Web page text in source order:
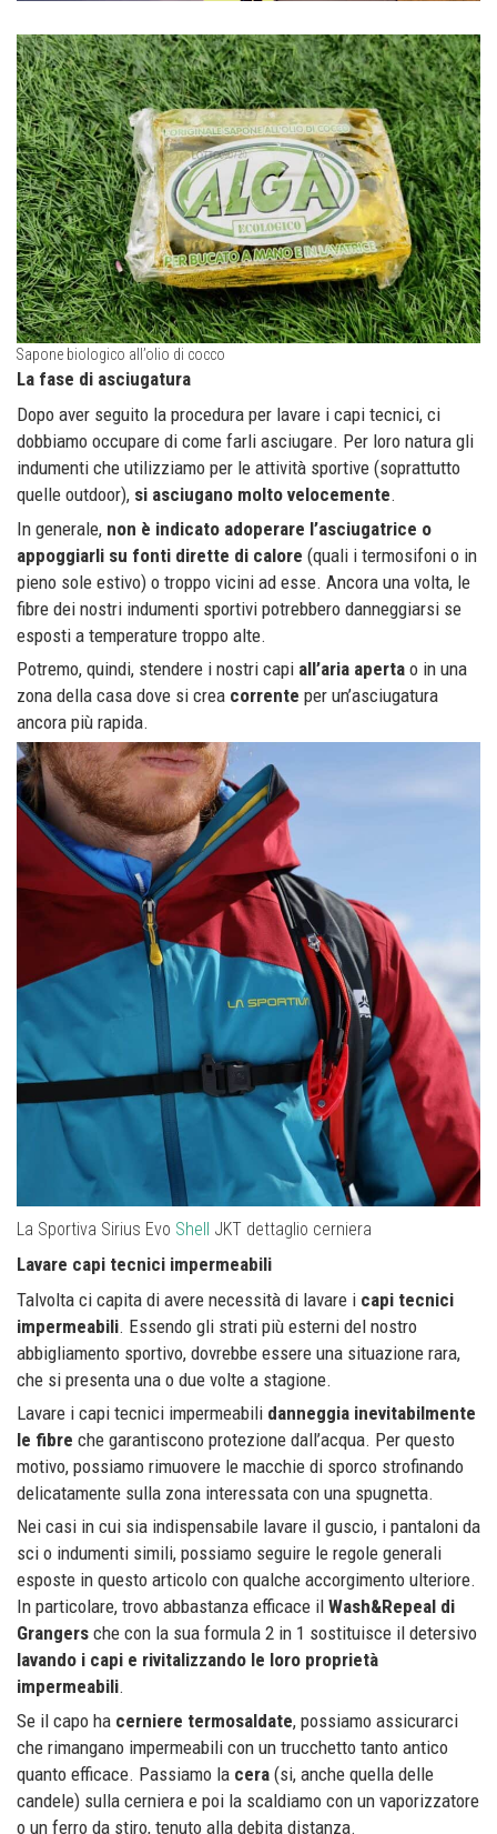
Sapone biologico all’olio di cocco
La fase di asciugatura
Dopo aver seguito la procedura per lavare i capi tecnici, ci
dobbiamo occupare di come farli asciugare. Per loro natura gli
indumenti che utilizziamo per le attività sportive (soprattutto
quelle outdoor), si asciugano molto velocemente.
In generale, non è indicato adoperare l’asciugatrice o
appoggiarli su fonti dirette di calore (quali i termosifoni o in
pieno sole estivo) o troppo vicini ad esse. Ancora una volta, le
fibre dei nostri indumenti sportivi potrebbero danneggiarsi se
esposti a temperature troppo alte.
Potremo, quindi, stendere i nostri capi all’aria aperta o in una
zona della casa dove si crea corrente per un’asciugatura
ancora più rapida.
La Sportiva Sirius Evo Shell JKT dettaglio cerniera
Lavare capi tecnici impermeabili
Talvolta ci capita di avere necessità di lavare i capi tecnici
impermeabili. Essendo gli strati più esterni del nostro
abbigliamento sportivo, dovrebbe essere una situazione rara,
che si presenta una o due volte a stagione.
Lavare i capi tecnici impermeabili danneggia inevitabilmente
le fibre che garantiscono protezione dall’acqua. Per questo
motivo, possiamo rimuovere le macchie di sporco strofinando
delicatamente sulla zona interessata con una spugnetta.
Nei casi in cui sia indispensabile lavare il guscio, i pantaloni da
sci o indumenti simili, possiamo seguire le regole generali
esposte in questo articolo con qualche accorgimento ulteriore.
In particolare, trovo abbastanza efficace il Wash&Repeal di
Grangers che con la sua formula 2 in 1 sostituisce il detersivo
lavando i capi e rivitalizzando le loro proprietà
impermeabili.
Se il capo ha cerniere termosaldate, possiamo assicurarci
che rimangano impermeabili con un trucchetto tanto antico
quanto efficace. Passiamo la cera (si, anche quella delle
candele) sulla cerniera e poi la scaldiamo con un vaporizzatore
o un ferro da stiro, tenuto alla debita distanza.